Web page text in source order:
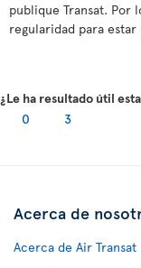
publique Transat. Por
regularidad para
¿Le ha resultado útil
0
3
Acerca de
Acerca de Air Transat